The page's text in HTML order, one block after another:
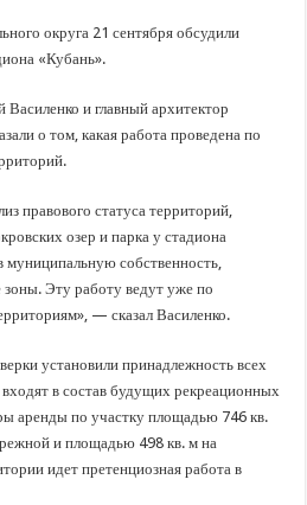
страховую компанию
й юбилейный молодежный форум «Регион 93»
округа 21 сентября обсудили
«Кубань».
и главный архитектор
о том, какая работа проведена по
правового статуса территорий,
озер и парка у стадиона
собственность,
Эту работу ведут уже по
— сказал Василенко.
установили принадлежность всех
в состав будущих рекреационных
аренды по участку площадью 746 кв.
и площадью 498 кв. м на
идет претенциозная работа в